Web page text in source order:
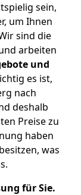
sein,
um Ihnen
sind die
arbeiten
und
es ist,
nach
deshalb
Preise zu
haben
was
für Sie.